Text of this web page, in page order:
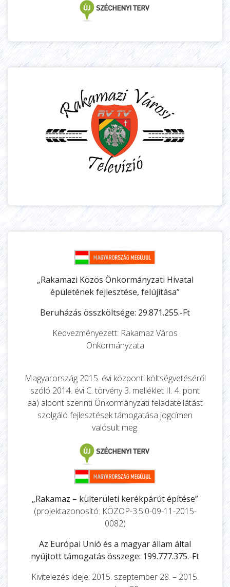
„Rakamazi Közös Önkormányzati Hivatal
épületének fejlesztése, felújítása”
Beruházás összköltsége: 29.871.255.-Ft
Kedvezményezett: Rakamaz Város
Önkormányzata
Magyarország 2015. évi központi költségvetéséről
szóló 2014. évi C. törvény 3. melléklet II. 4. pont
aa) alpont szerinti Önkormányzati feladatellátást
szolgáló fejlesztések támogatása jogcímen
valósult meg.
„Rakamaz – külterületi kerékpárút építése”
(projektazonosító: KÖZOP-3.5.0-09-11-2015-
0082)
Az Európai Unió és a magyar állam által
nyújtott támogatás összege: 199.777.375.-Ft
Kivitelezés ideje: 2015. szeptember 28. – 2015.